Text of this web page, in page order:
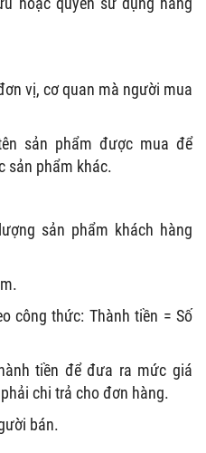
vị, cơ quan mà người mua
sản phẩm được mua để
sản phẩm khác.
sản phẩm khách hàng
công thức: Thành tiền = Số
tiền để đưa ra mức giá
chi trả cho đơn hàng.
bán.